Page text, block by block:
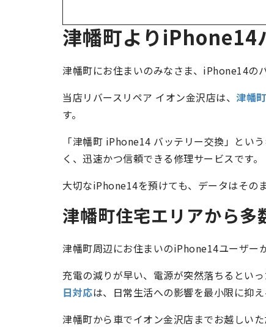
津幡町よりiPhone14
津幡町にお住まいのみなさま、iPhone14の
当店リバースリペア イオン金沢店は、 津幡
す。
「津幡町 iPhone14 バッテリー交換」とい
く、迅速かつ信頼できる修理サービスです。
大切なiPhone14を預けても、データはその
津幡町住宅エリアから多
津幡町周辺にお住まいのiPhone14ユーザー
充電の減りが早い、電源が突然落ちるといっ
日対応は、日常生活への影響を最小限に抑え
津幡町から車でイオン金沢店までお越しい